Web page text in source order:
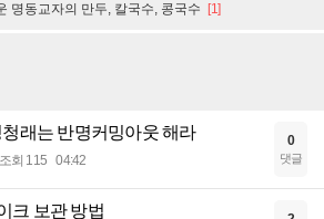
명동교자의 만두, 칼국수, 콩국수 [1]
청래는 반명커밍아웃 해라
조회 115 04:42
0
댓글
크 보관 방법